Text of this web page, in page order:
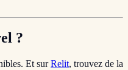
?
Et surRelit, trouvez de la